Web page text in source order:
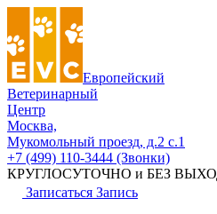
Европейский
Ветеринарный
Центр
Москва,
Мукомольный проезд, д.2 с.1
+7 (499) 110-3444 (Звонки)
КРУГЛОСУТОЧНО и БЕЗ
Записаться Запись